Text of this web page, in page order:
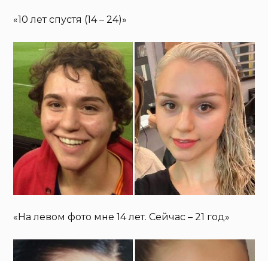
«10 лет спустя (14 – 24)»
«На левом фото мне 14 лет. Сейчас – 21 год»